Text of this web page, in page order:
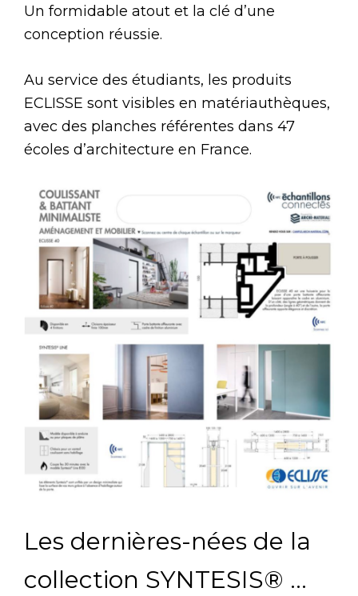
Un formidable atout et la clé d’une
conception réussie.
Au service des étudiants, les produits
ECLISSE sont visibles en matériauthèques,
avec des planches référentes dans 47
écoles d’architecture en France.
Les dernières-nées de la
collection SYNTESIS® …